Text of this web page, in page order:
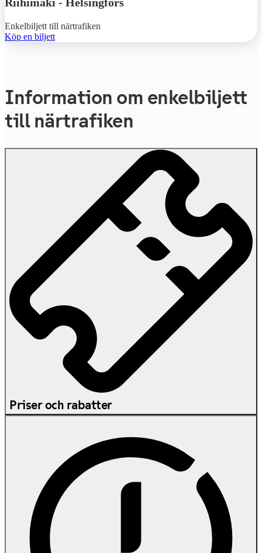
Enkelbiljett till närtrafiken
Köp en biljett
Information om enkelbiljett
till närtrafiken
Priser och rabatter